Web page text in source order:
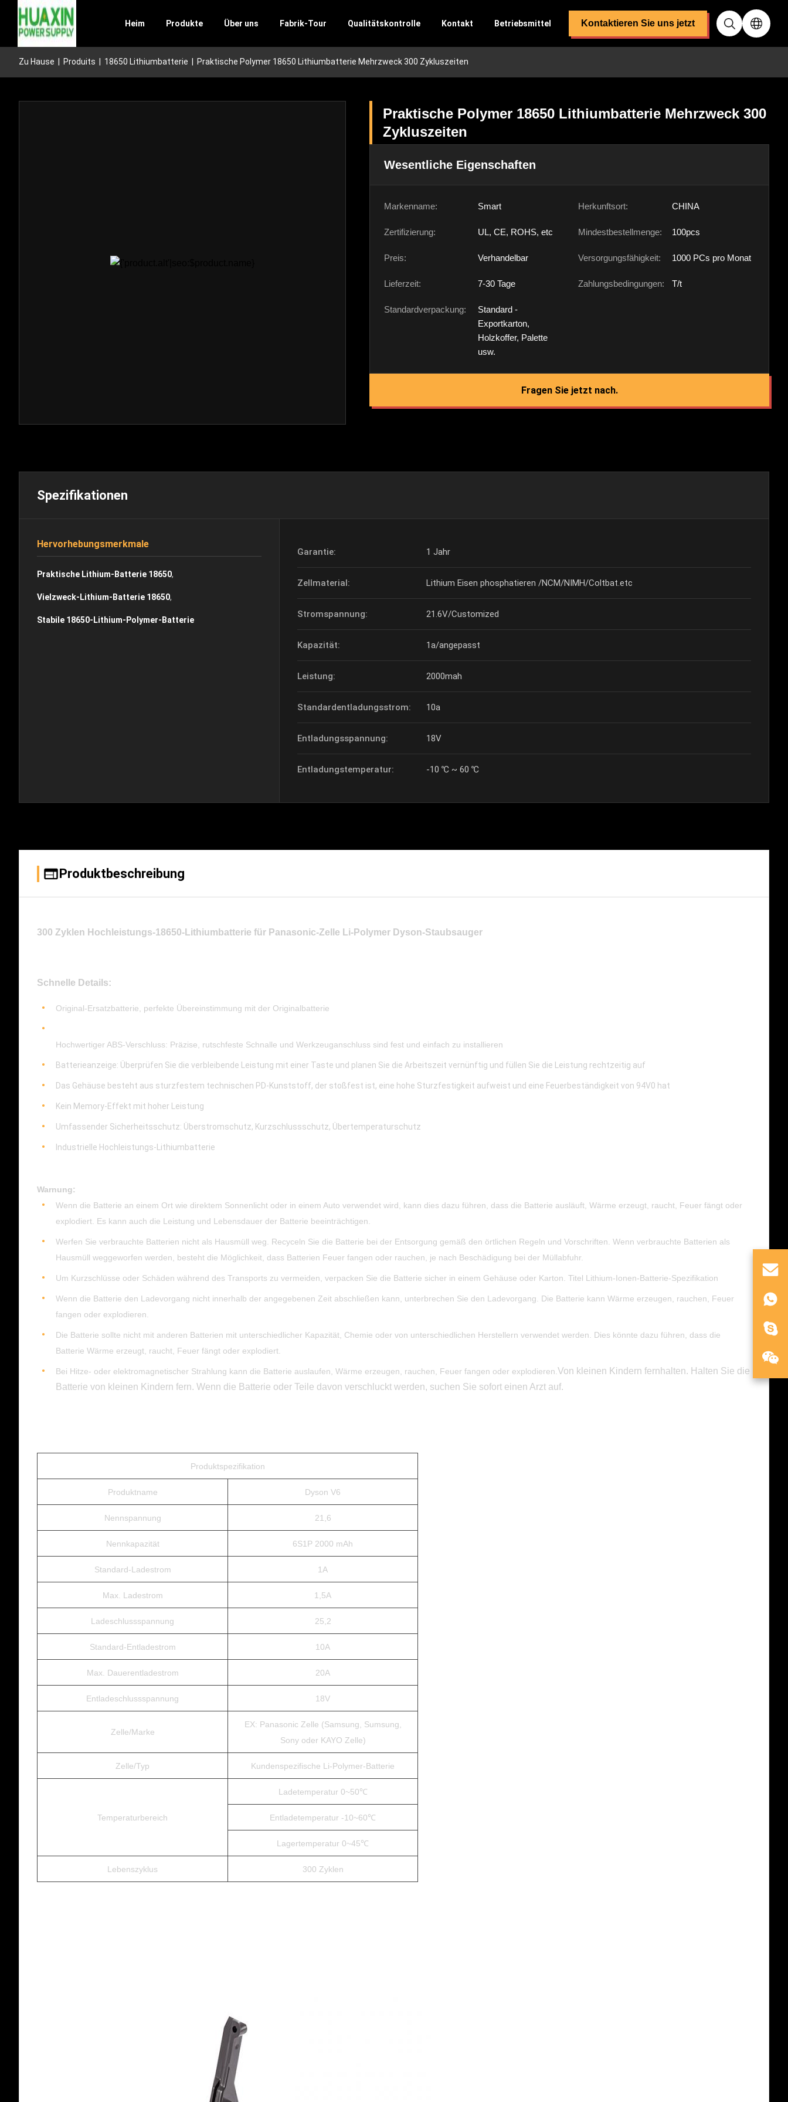
Heim Produkte Über uns Fabrik-Tour Qualitätskontrolle Kontakt Betriebsmittel Kontaktieren Sie uns jetzt
Zu Hause Produits 18650 Lithiumbatterie Praktische Polymer 18650 Lithiumbatterie Mehrzweck 300 Zykluszeiten
Praktische Polymer 18650 Lithiumbatterie Mehrzweck 300
Zykluszeiten
Wesentliche Eigenschaften
Markenname: Smart Herkunftsort: CHINA
Zertifizierung: UL, CE, ROHS, etc Mindestbestellmenge: 100pcs
Preis: Verhandelbar Versorgungsfähigkeit: 1000 PCs pro Monat
Lieferzeit: 7-30 Tage Zahlungsbedingungen: T/t
Standardverpackung:
Standard -
Exportkarton,
Holzkoffer, Palette
usw.
Fragen Sie jetzt nach.
Spezifikationen
Hervorhebungsmerkmale
Praktische Lithium-Batterie 18650,
Vielzweck-Lithium-Batterie 18650,
Stabile 18650-Lithium-Polymer-Batterie
Garantie: 1 Jahr
Zellmaterial: Lithium Eisen phosphatieren /NCM/NIMH/Coltbat.etc
Stromspannung: 21.6V/Customized
Kapazität: 1a/angepasst
Leistung: 2000mah
Standardentladungsstrom: 10a
Entladungsspannung: 18V
Entladungstemperatur: -10 ℃ ~ 60 ℃
Produktbeschreibung
300 Zyklen Hochleistungs-18650-Lithiumbatterie für Panasonic-Zelle Li-Polymer Dyson-Staubsauger
Schnelle Details:
Original-Ersatzbatterie, perfekte Übereinstimmung mit der Originalbatterie
Hochwertiger ABS-Verschluss: Präzise, rutschfeste Schnalle und Werkzeuganschluss sind fest und einfach zu installieren
Batterieanzeige: Überprüfen Sie die verbleibende Leistung mit einer Taste und planen Sie die Arbeitszeit vernünftig und füllen Sie die Leistung rechtzeitig auf
Das Gehäuse besteht aus sturzfestem technischen PD-Kunststoff, der stoßfest ist, eine hohe Sturzfestigkeit aufweist und eine Feuerbeständigkeit von 94V0 hat
Kein Memory-Effekt mit hoher Leistung
Umfassender Sicherheitsschutz: Überstromschutz, Kurzschlussschutz, Übertemperaturschutz
Industrielle Hochleistungs-Lithiumbatterie
Warnung:
Wenn die Batterie an einem Ort wie direktem Sonnenlicht oder in einem Auto verwendet wird, kann dies dazu führen, dass die Batterie ausläuft, Wärme erzeugt, raucht, Feuer fängt oder
explodiert. Es kann auch die Leistung und Lebensdauer der Batterie beeinträchtigen.
Werfen Sie verbrauchte Batterien nicht als Hausmüll weg. Recyceln Sie die Batterie bei der Entsorgung gemäß den örtlichen Regeln und Vorschriften. Wenn verbrauchte Batterien als
Hausmüll weggeworfen werden, besteht die Möglichkeit, dass Batterien Feuer fangen oder rauchen, je nach Beschädigung bei der Müllabfuhr.
Um Kurzschlüsse oder Schäden während des Transports zu vermeiden, verpacken Sie die Batterie sicher in einem Gehäuse oder Karton. Titel Lithium-Ionen-Batterie-Spezifikation
Wenn die Batterie den Ladevorgang nicht innerhalb der angegebenen Zeit abschließen kann, unterbrechen Sie den Ladevorgang. Die Batterie kann Wärme erzeugen, rauchen, Feuer
fangen oder explodieren.
Die Batterie sollte nicht mit anderen Batterien mit unterschiedlicher Kapazität, Chemie oder von unterschiedlichen Herstellern verwendet werden. Dies könnte dazu führen, dass die
Batterie Wärme erzeugt, raucht, Feuer fängt oder explodiert.
Bei Hitze- oder elektromagnetischer Strahlung kann die Batterie auslaufen, Wärme erzeugen, rauchen, Feuer fangen oder explodieren. Von kleinen Kindern fernhalten. Halten Sie die
Batterie von kleinen Kindern fern. Wenn die Batterie oder Teile davon verschluckt werden, suchen Sie sofort einen Arzt auf.
Produktspezifikation
Produktname Dyson V6
Nennspannung 21,6
Nennkapazität 6S1P 2000 mAh
Standard-Ladestrom 1A
Max. Ladestrom 1,5A
Ladeschlussspannung 25,2
Standard-Entladestrom 10A
Max. Dauerentladestrom 20A
Entladeschlussspannung 18V
Zelle/Marke
EX: Panasonic Zelle (Samsung, Sumsung,
Sony oder KAYO Zelle)
Zelle/Typ Kundenspezifische Li-Polymer-Batterie
Temperaturbereich
Ladetemperatur 0~50℃
Entladetemperatur -10~60℃
Lagertemperatur 0~45℃
Lebenszyklus 300 Zyklen